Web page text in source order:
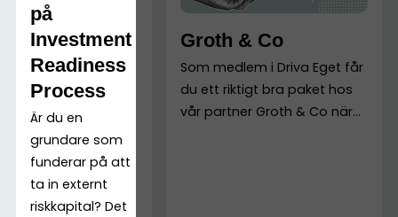
på
Investment
Readiness
Process
Är du en
grundare som
funderar på att
ta in externt
riskkapital? Det
Groth & Co
Som medlem i Driva Eget får
du ett riktigt bra paket hos
vår partner Groth & Co när...